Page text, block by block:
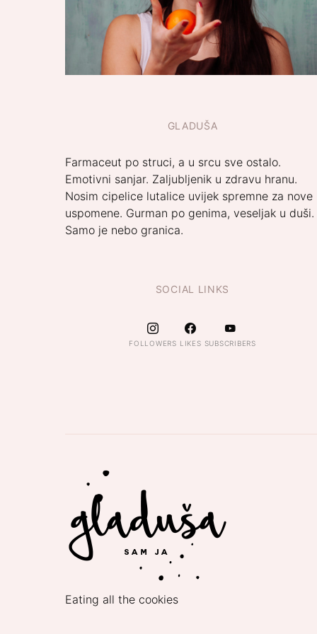
GLADUŠA
Farmaceut po struci, a u srcu sve ostalo.
Emotivni sanjar. Zaljubljenik u zdravu hranu.
Nosim cipelice lutalice uvijek spremne za nove
uspomene. Gurman po genima, veseljak u duši.
Samo je nebo granica.
SOCIAL LINKS
FOLLOWERS LIKES SUBSCRIBERS
Eating all the cookies